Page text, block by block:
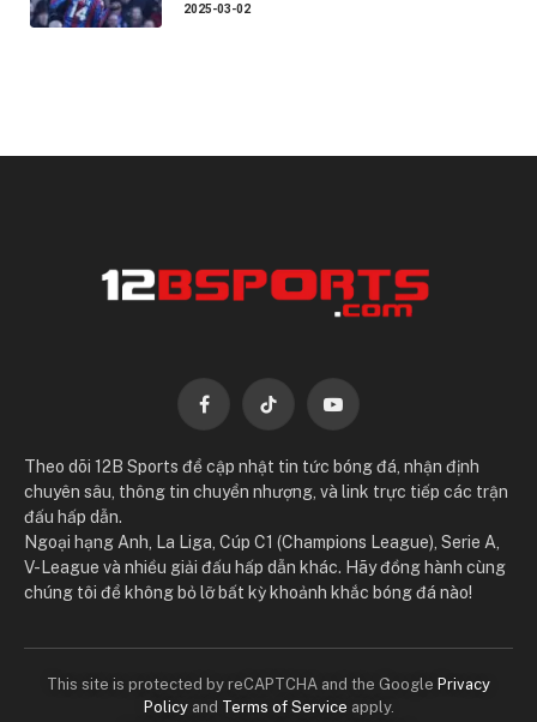
2025-03-02
FacebookTikTok YouTube
Theo dõi 12B Sports để cập nhật tin tức bóng đá, nhận định
chuyên sâu, thông tin chuyển nhượng, và link trực tiếp các trận
đấu hấp dẫn.
Ngoại hạng Anh, La Liga, Cúp C1 (Champions League), Serie A,
V-League và nhiều giải đấu hấp dẫn khác. Hãy đồng hành cùng
chúng tôi để không bỏ lỡ bất kỳ khoảnh khắc bóng đá nào!
This site is protected by reCAPTCHA and the Google Privacy
Policyand Terms of Service apply.